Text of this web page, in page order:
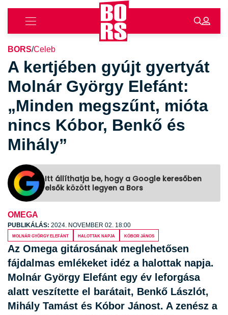
BORS/Celeb
A kertjében gyújt gyertyát
Molnár György Elefánt:
„Minden megszűnt, mióta
nincs Kóbor, Benkő és
Mihály”
Itt állíthatja be, hogy a Google keresőben
elsők között legyen a Bors
OMEGA
PUBLIKÁLÁS: 2024. NOVEMBER 02. 18:00
Molnár György Elefánt
Halottak Napja Kóbor János
Az Omega gitárosának meglehetősen
fájdalmas emlékeket idéz a halottak napja.
Molnár György Elefánt egy év leforgása
alatt veszítette el barátait, Benkő Lászlót,
Mihály Tamást és Kóbor Jánost. A zenész a